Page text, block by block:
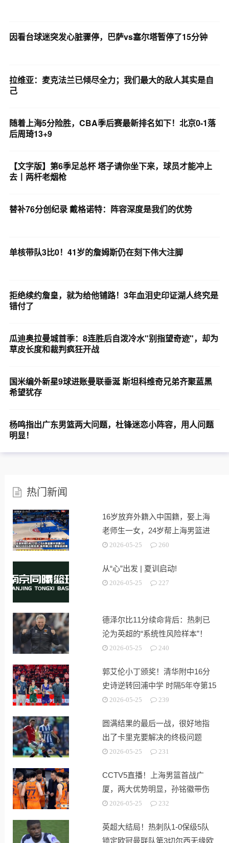
因看台球迷突发心脏骤停，巴萨vs塞尔塔暂停了15分钟
拉维亚：麦克法兰已倾尽全力；我们最大的敌人其实是自
己
随着上海5分险胜，CBA季后赛最新排名如下！北京0-1落
后周琦13+9
【文字版】第6季足总杯 塔子请你坐下来，球员才能冲上
去丨两杆老烟枪
替补76分创纪录 戴格诺特：阵容深度是我们的优势
单核带队3比0！41岁的詹姆斯仍在刻下伟大注脚
拒绝续约詹皇，就为给他铺路！3年血泪史印证湖人终究是
错付了
瓜迪奥拉曼城首季：8连胜后自泼冷水"别指望奇迹"，却为
草皮长度和裁判疯狂开战
国米编外新星9球进账曼联垂涎 斯坦科维奇兄弟齐聚蓝黑
希望犹存
杨鸣指出广东男篮两大问题，杜锋迷恋小阵容，用人问题
明显！
热门新闻
16岁放弃外籍入中国籍，娶上海
老师生一女，24岁帮上海男篮进
决赛
2026-05-25 260
从“心”出发 | 夏训启动!
2026-05-25 227
德泽尔比11分续命背后：热刺已
沦为英超的“系统性风险样本”！
2026-05-25 240
郭艾伦小丁颁奖！清华附中16分
史诗逆转回浦中学 时隔5年夺第15
冠2026-05-25 239
圆满结果的最后一战，很好地指
出了卡里克要解决的终极问题
2026-05-25 231
CCTV5直播！上海男篮首战广
厦，两大优势明显，孙铭徽带伤
出战！
2026-05-25 232
英超大结局！热刺队1-0保级5队
锁定欧冠曼联队第3切尔西无缘欧